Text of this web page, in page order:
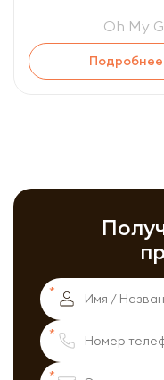
Oh My
Подробнее